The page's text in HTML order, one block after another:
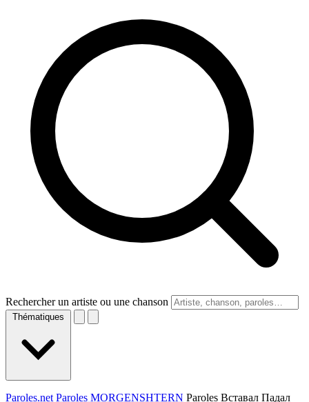
Rechercher un artiste ou une chanson
Thématiques
Paroles.net Paroles MORGENSHTERN Paroles Вставал Падал